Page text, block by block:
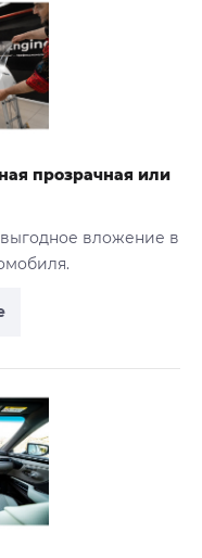
прозрачная или
вложение в